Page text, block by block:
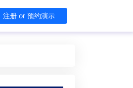
注册 or 预约演示